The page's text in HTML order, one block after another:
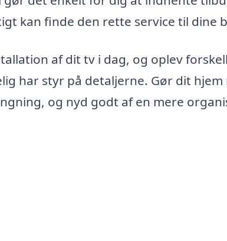
kan finde den rette service til dine
af dit tv i dag, og oplev
har styr på detaljerne. Gør dit hjem
og nyd godt af en mere